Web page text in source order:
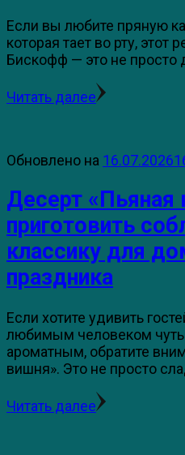
Если вы любите пряную
которая тает во рту, этот
Бискофф — это не просто
Читать далее
Обновлено на 16.07.2026
Десерт «Пьяная
приготовить
классику для
праздника
Если хотите удивить
любимым человеком
ароматным, обратите
вишня». Это не просто
Читать далее